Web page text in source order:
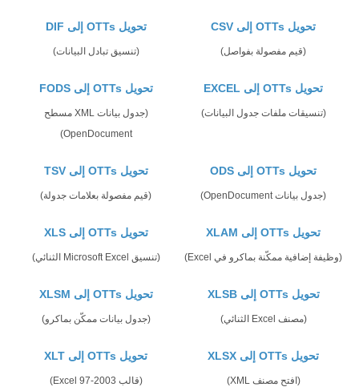
تحويل OTTs إلى CSV
(قيم مفصولة بفواصل)
تحويل OTTs إلى DIF
(تنسيق تبادل البيانات)
تحويل OTTs إلى EXCEL
(تنسيقات ملفات جدول البيانات)
تحويل OTTs إلى FODS
(جدول بيانات XML مسطح
OpenDocument)
تحويل OTTs إلى ODS
(جدول بيانات OpenDocument)
تحويل OTTs إلى TSV
(قيم مفصولة بعلامات جدولة)
تحويل OTTs إلى XLAM
(وظيفة إضافية ممكّنة بماكرو في Excel)
تحويل OTTs إلى XLS
(تنسيق Microsoft Excel الثنائي)
تحويل OTTs إلى XLSB
(مصنف Excel الثنائي)
تحويل OTTs إلى XLSM
(جدول بيانات ممكّن بماكرو)
تحويل OTTs إلى XLSX
(افتح مصنف XML)
تحويل OTTs إلى XLT
(قالب Excel 97-2003)